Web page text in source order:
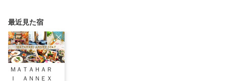
最近見た宿
ＭＡＴＡＨＡＲ
Ｉ ＡＮＮＥＸ